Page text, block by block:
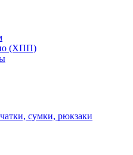
(ХПП)
сумки, рюкзаки